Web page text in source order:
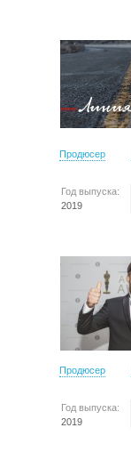
Продюсер
Год выпуска:
2019
Продюсер
Год выпуска:
2019